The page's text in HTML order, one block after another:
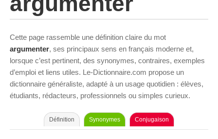
Cette page rassemble une définition claire du mot
argumenter, ses principaux sens en français moderne et,
lorsque c’est pertinent, des synonymes, contraires, exemples
d’emploi et liens utiles. Le-Dictionnaire.com propose un
dictionnaire généraliste, adapté à un usage quotidien : élèves,
étudiants, rédacteurs, professionnels ou simples curieux.
Définition Synonymes Conjugaison